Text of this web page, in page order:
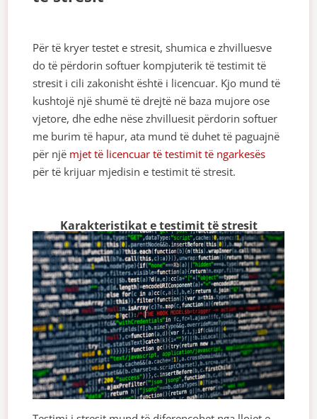
Për të kryer testet e stresit, shumica e zhvilluesve
do të përdorin softuer kompjuterik të testimit të
stresit i cili zakonisht është i licencuar. Kjo mund të
kushtojë një shumë të drejtë në baza mujore ose
vjetore, dhe edhe nëse zhvilluesit përdorin softuer
me burim të hapur, ata mund të duhet të paguajnë
për një mjet të licencuar të testimit të ngarkesës
për të krijuar mjedisin e testimit të stresit.
Karakteristikat e testimit të stresit